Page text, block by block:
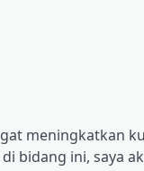
meningkatkan
bidang ini, saya